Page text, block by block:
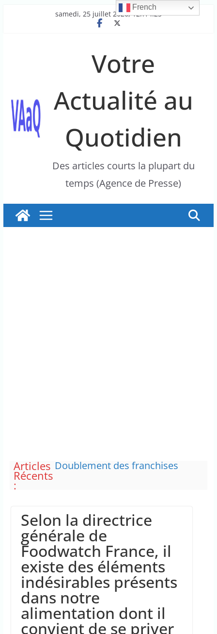
samedi, 25 juillet 2026, 12h14:25
Votre
Actualité au
Quotidien
Des articles courts la plupart du
temps (Agence de Presse)
Articles
Récents
:
Doublement des franchises
Le maire de New York, dit qu’il
n’a pas la capacité juridique
d’arrêter Benyamin Nétanyahou
L’épidémie d’Ebola a entraîné
plus de 1 000 décès en RDC et en
Ouganda
La justice dit non à la chasse
“illimitée” aux sangliers
Selon la directrice
générale de
Foodwatch France, il
existe des éléments
indésirables présents
dans notre
alimentation dont il
convient de se priver
French